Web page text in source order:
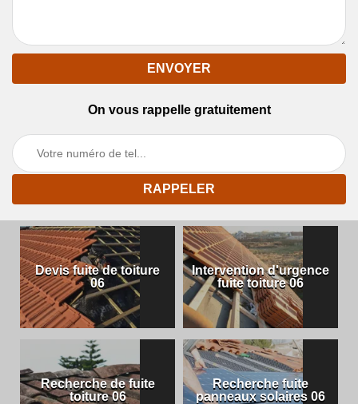
On vous rappelle gratuitement
Devis fuite de toiture
06
Intervention d'urgence
fuite toiture 06
Recherche de fuite
toiture 06
Recherche fuite
panneaux solaires 06